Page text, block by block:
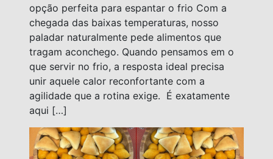
opção perfeita para espantar o frio Com a
chegada das baixas temperaturas, nosso
paladar naturalmente pede alimentos que
tragam aconchego. Quando pensamos em o
que servir no frio, a resposta ideal precisa
unir aquele calor reconfortante com a
agilidade que a rotina exige. É exatamente
aqui […]